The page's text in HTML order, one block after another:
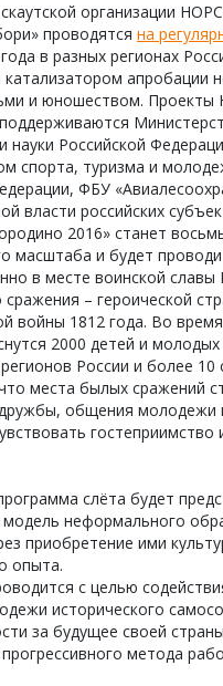
организации
проводятся на
в разных регионах
апробации
и юношеством. Проекты
науки Российской
спорта, туризма и
ФБУ
власти российских
2016» станет
масштаба и будет
в месте воинской славы
сражения – героической
войны 1812 года. Во
2000 детей и
России и более 10
места былых сражений
общения молодежи
гостеприимство
слёта будет
неформального
приобретение ими
опыта.
с целью
исторического
за будущее своей
прогрессивного метода